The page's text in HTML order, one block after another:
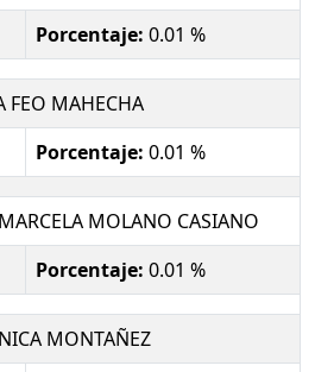
Porcentaje: 0.01 %
FEO MAHECHA
Porcentaje: 0.01 %
MOLANO CASIANO
Porcentaje: 0.01 %
MONTAÑEZ